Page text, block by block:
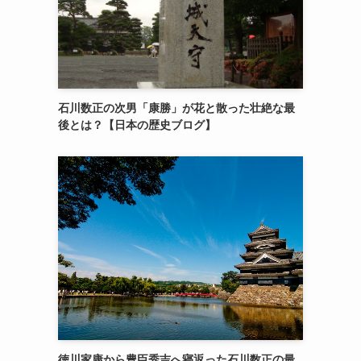
石川数正の次男「康勝」が花と散った壮絶な最
後とは？【日本の歴史ブログ】